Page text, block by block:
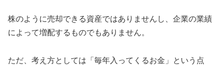
株のように売却できる資産ではありませんし、企業の業績
によって増配するものでもありません。
ただ、考え方としては「毎年入ってくるお金」という点